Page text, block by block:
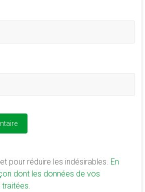
pour réduire les indésirables. En
dont les données de vos